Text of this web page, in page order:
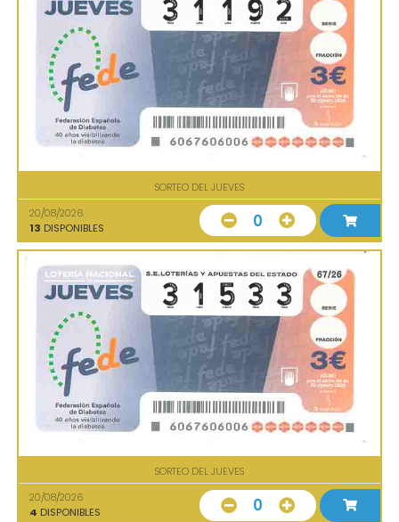
SORTEO DEL JUEVES
20/08/2026
13 DISPONIBLES 0
SORTEO DEL JUEVES
20/08/2026
4 DISPONIBLES 0